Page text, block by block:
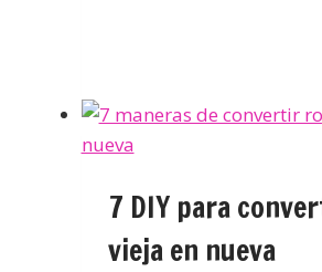
7 DIY para
vieja en nueva